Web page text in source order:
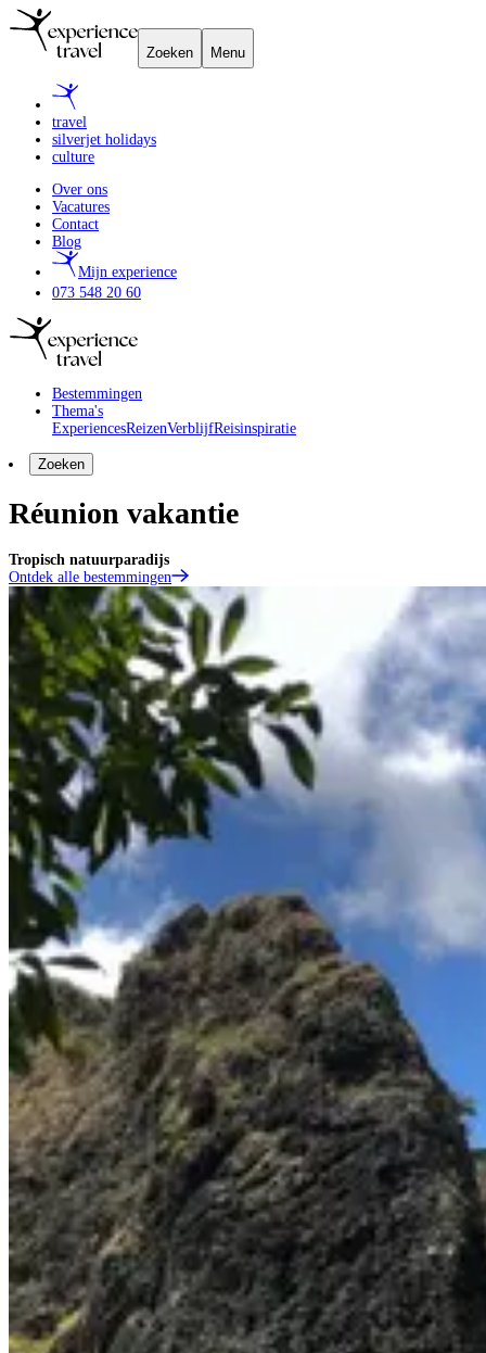
Zoeken Menu
travel
silverjet holidays
culture
Over ons
Vacatures
Contact
Blog
Mijn experience
073 548 20 60
Bestemmingen
Thema's
ExperiencesReizenVerblijfReisinspiratie
Zoeken
Réunion vakantie
Tropisch natuurparadijs
Ontdek alle bestemmingen